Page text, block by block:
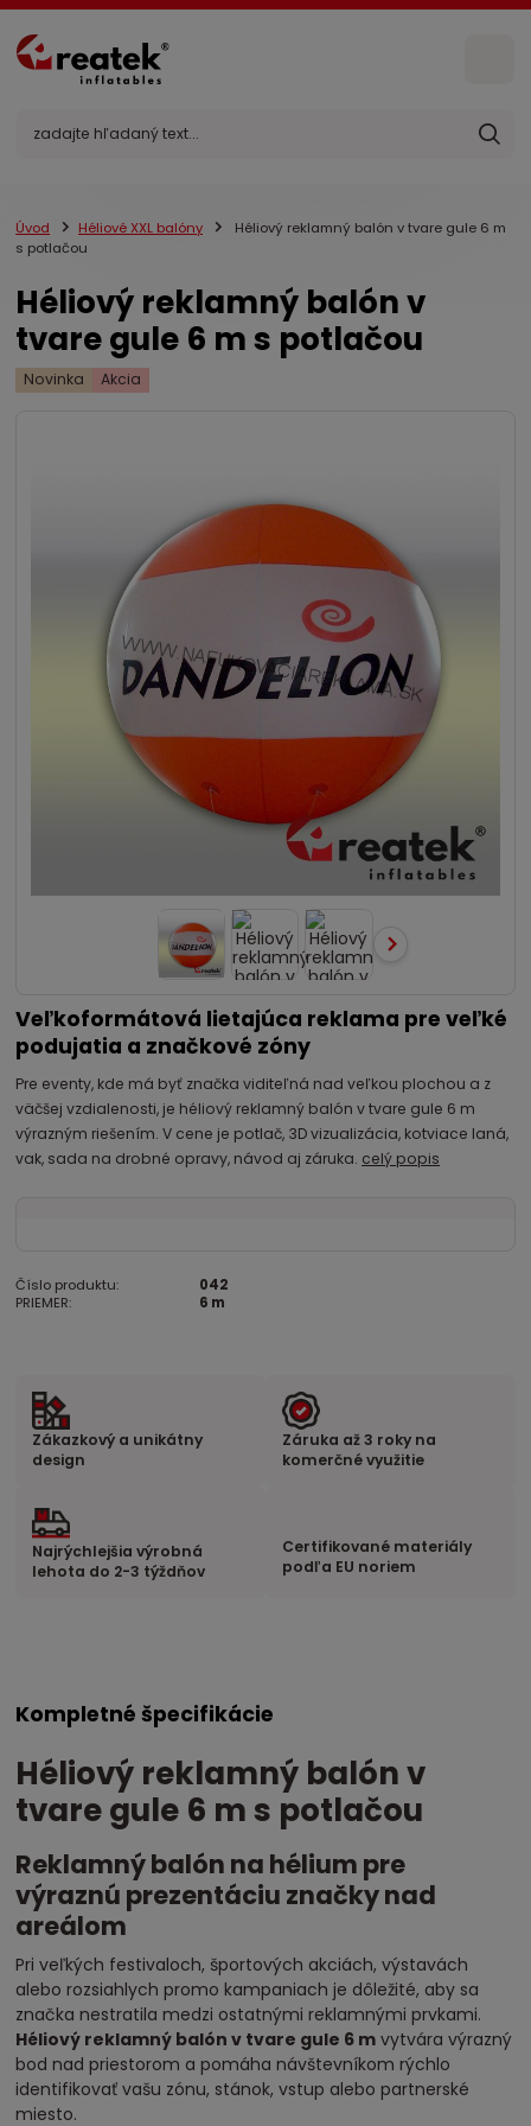
Úvod Héliové XXL balóny
Héliový reklamný balón v tvare gule 6 m
s potlačou
Héliový reklamný balón v
tvare gule 6 m s potlačou
Novinka Akcia
Veľkoformátová lietajúca reklama pre veľké
podujatia a značkové zóny
Pre eventy, kde má byť značka viditeľná nad veľkou plochou a z
väčšej vzdialenosti, je héliový reklamný balón v tvare gule 6 m
výrazným riešením. V cene je potlač, 3D vizualizácia, kotviace laná,
vak, sada na drobné opravy, návod aj záruka. celý popis
Číslo produktu:
042
PRIEMER:
6 m
Zákazkový a unikátny
design
Záruka až 3 roky na
komerčné využitie
Najrýchlejšia výrobná
lehota do 2-3 týždňov
Certifikované materiály
podľa EU noriem
Kompletné špecifikácie
Héliový reklamný balón v
tvare gule 6 m s potlačou
Reklamný balón na hélium pre
výraznú prezentáciu značky nad
areálom
Pri veľkých festivaloch, športových akciách, výstavách
alebo rozsiahlych promo kampaniach je dôležité, aby sa
značka nestratila medzi ostatnými reklamnými prvkami.
Héliový reklamný balón v tvare gule 6 m vytvára výrazný
bod nad priestorom a pomáha návštevníkom rýchlo
identifikovať vašu zónu, stánok, vstup alebo partnerské
miesto.